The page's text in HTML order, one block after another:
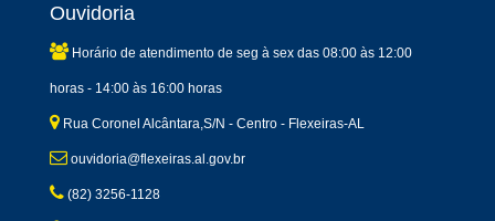
Ouvidoria
Horário de atendimento de seg à sex das 08:00 às 12:00
horas - 14:00 às 16:00 horas
Rua Coronel Alcântara,S/N - Centro - Flexeiras-AL
ouvidoria@flexeiras.al.gov.br
(82) 3256-1128